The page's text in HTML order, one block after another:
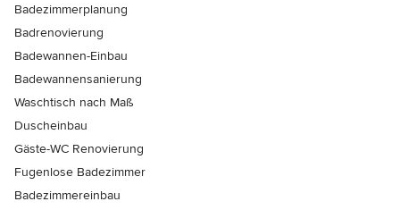
Badezimmerplanung
Badrenovierung
Badewannen-Einbau
Badewannensanierung
Waschtisch nach Maß
Duscheinbau
Gäste-WC Renovierung
Fugenlose Badezimmer
Badezimmereinbau